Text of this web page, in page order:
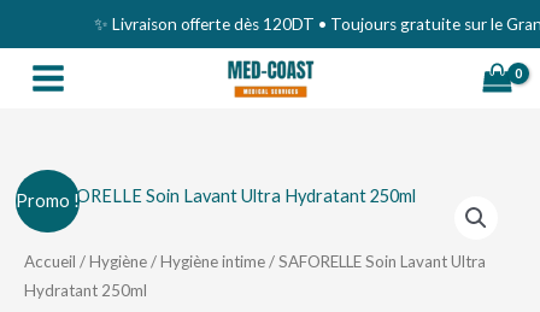
au
contenu
✨ Livraison offerte dès 120DT • Toujours gratuite sur le Grand
Promo !
Accueil /Hygiène/Hygiène intime/ SAFORELLE Soin Lavant Ultra
Hydratant 250ml
Le
prix
Le
prix
quantité
de
SAFORELLE
Soin